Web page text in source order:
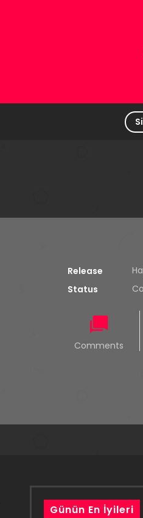
Release
Status
Comments
Günün En İyileri